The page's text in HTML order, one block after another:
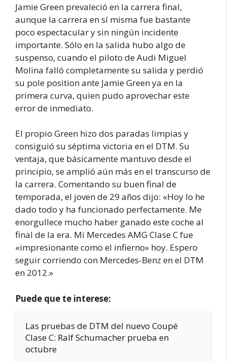
Jamie Green prevaleció en la carrera final,
aunque la carrera en sí misma fue bastante
poco espectacular y sin ningún incidente
importante. Sólo en la salida hubo algo de
suspenso, cuando el piloto de Audi Miguel
Molina falló completamente su salida y perdió
su pole position ante Jamie Green ya en la
primera curva, quien pudo aprovechar este
error de inmediato.
El propio Green hizo dos paradas limpias y
consiguió su séptima victoria en el DTM. Su
ventaja, que básicamente mantuvo desde el
principio, se amplió aún más en el transcurso de
la carrera. Comentando su buen final de
temporada, el joven de 29 años dijo: «Hoy lo he
dado todo y ha funcionado perfectamente. Me
enorgullece mucho haber ganado este coche al
final de la era. Mi Mercedes AMG Clase C fue
«impresionante como el infierno» hoy. Espero
seguir corriendo con Mercedes-Benz en el DTM
en 2012.»
Puede que te interese:
Las pruebas de DTM del nuevo Coupé
Clase C: Ralf Schumacher prueba en
octubre